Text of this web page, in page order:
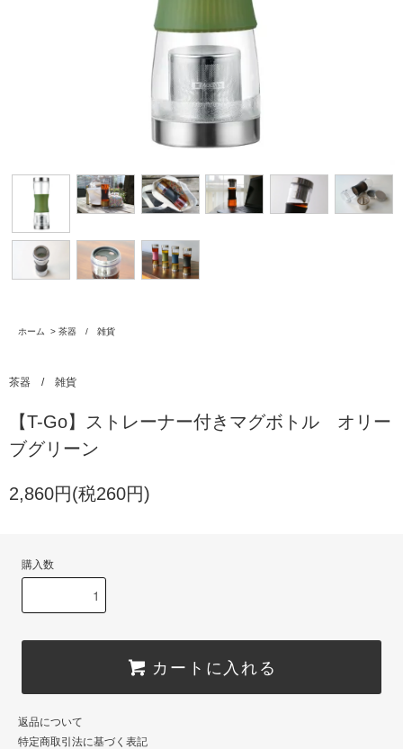
ホーム > 茶器 / 雑貨
茶器 / 雑貨
【T-Go】ストレーナー付きマグボトル オリー
ブグリーン
2,860円(税260円)
購入数
カートに入れる
返品について
特定商取引法に基づく表記